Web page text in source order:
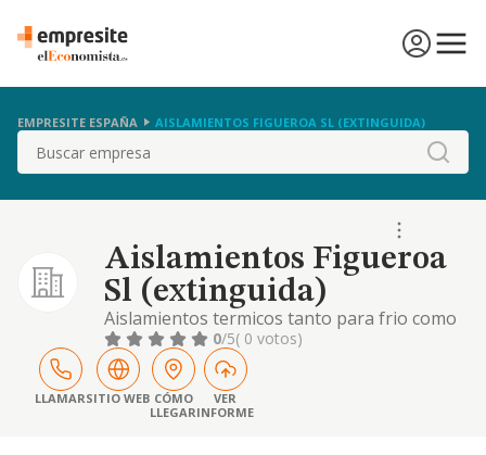
EMPRESITE ESPAÑA AISLAMIENTOS FIGUEROA SL (EXTINGUIDA)
Buscar
Aislamientos Figueroa
Sl (extinguida)
Aislamientos termicos tanto para frio como
para calor, instalaciones de aire
acondicionado
0/5( 0 votos)
LLAMARSITIO WEB CÓMO
LLEGAR
VER
INFORME